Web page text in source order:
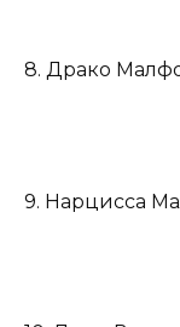
8. Драко
9. Нарцисса